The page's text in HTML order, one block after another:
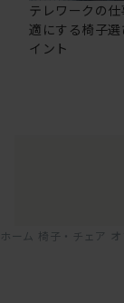
テレワークの
適にする椅子選
イント
ホーム 椅子・チェア